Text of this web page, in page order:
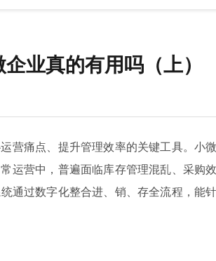
业真的有用吗（上）
营痛点、提升管理效率的关键工具。小
运营中，普遍面临库存管理混乱、采购
通过数字化整合进、销、存全流程，能